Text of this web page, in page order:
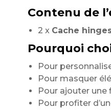
Contenu de
2 x Cache
Pourquoi
Pour
Pour masquer
Pour ajouter
Pour profiter